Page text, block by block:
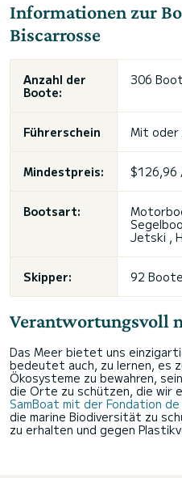
Informationen zur
Biscarrosse
Anzahl der
Boote:
306
Führerschein Mit oder
Mindestpreis: $126,96
Bootsart:
Jetski ,
Skipper: 92
Verantwortungsvoll
Das Meer bietet uns
bedeutet auch, zu lernen, es
Ökosysteme zu bewahren,
die Orte zu schützen, die wir
SamBoat mit der Fondation
die marine Biodiversität zu
zu erhalten und gegen